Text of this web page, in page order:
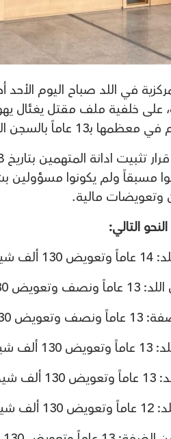
في اللد صباح اليوم
عاماً بالسجن الفعلي.
مسبقاً ولم يكونوا
مالية.
التالي:
ألف شيكل.
شيكل.